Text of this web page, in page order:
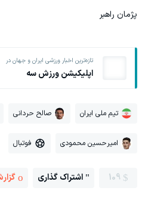
پژمان راهبر
تازه‌ترین اخبار ورزشی ایران و جهان در
اپلیکیشن ورزش سه
تیم ملی ایران صالح حردانی
امیرحسین محمودی فوتبال
109 اشتراک گذاری